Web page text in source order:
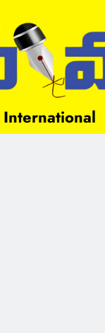
International